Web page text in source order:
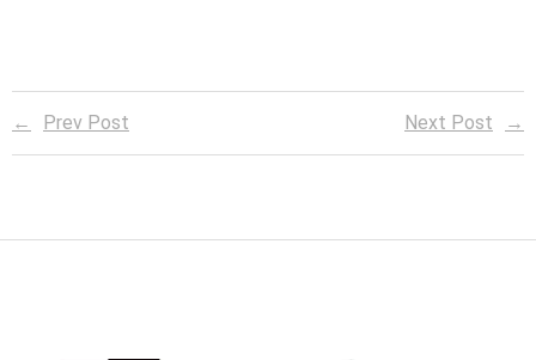
Prev Post Next Post